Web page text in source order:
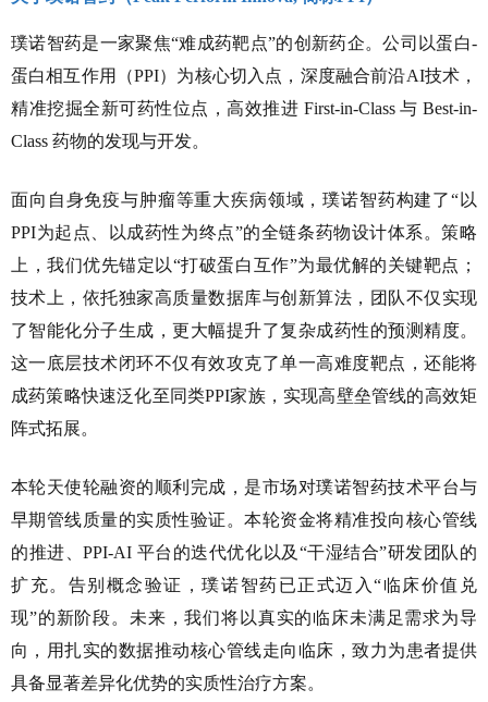
璞诺智药是一家聚焦“难成药靶点”的创新药企。公司以蛋白-
蛋白相互作用（PPI）为核心切入点，深度融合前沿AI技术，
精准挖掘全新可药性位点，高效推进 First-in-Class 与 Best-in-
Class 药物的发现与开发。
面向自身免疫与肿瘤等重大疾病领域，璞诺智药构建了“以
PPI为起点、以成药性为终点”的全链条药物设计体系。策略
上，我们优先锚定以“打破蛋白互作”为最优解的关键靶点；
技术上，依托独家高质量数据库与创新算法，团队不仅实现
了智能化分子生成，更大幅提升了复杂成药性的预测精度。
这一底层技术闭环不仅有效攻克了单一高难度靶点，还能将
成药策略快速泛化至同类PPI家族，实现高壁垒管线的高效矩
阵式拓展。
本轮天使轮融资的顺利完成，是市场对璞诺智药技术平台与
早期管线质量的实质性验证。本轮资金将精准投向核心管线
的推进、PPI-AI 平台的迭代优化以及“干湿结合”研发团队的
扩充。告别概念验证，璞诺智药已正式迈入“临床价值兑
现”的新阶段。未来，我们将以真实的临床未满足需求为导
向，用扎实的数据推动核心管线走向临床，致力为患者提供
具备显著差异化优势的实质性治疗方案。